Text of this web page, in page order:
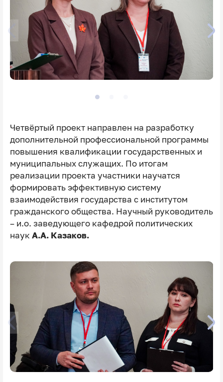
Четвёртый проект направлен на разработку
дополнительной профессиональной программы
повышения квалификации государственных и
муниципальных служащих. По итогам
реализации проекта участники научатся
формировать эффективную систему
взаимодействия государства с институтом
гражданского общества. Научный руководитель
– и.о. заведующего кафедрой политических
наук А.А. Казаков.